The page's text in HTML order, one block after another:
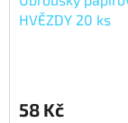
HVĚZDY 20 ks
58 Kč